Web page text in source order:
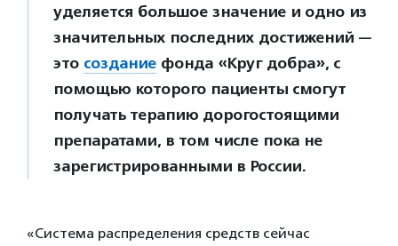
уделяется большое значение и одно из
значительных последних достижений —
это создание фонда «Круг добра», с
помощью которого пациенты смогут
получать терапию дорогостоящими
препаратами, в том числе пока не
зарегистрированными в России.
«Система распределения средств сейчас